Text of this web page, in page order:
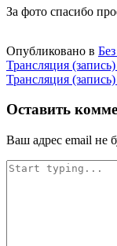
За фото спасибо
Опубликовано в
Навигация
по
записям
Трансляция
Трансляция
Оставить
Ваш адрес email не